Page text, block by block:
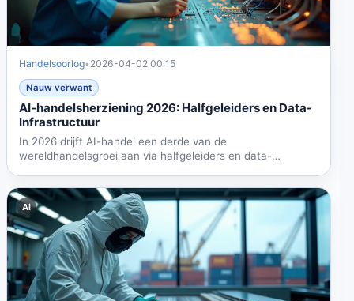
Handelsoorlog• 2026-04-02 00:15
Nauw verwant
AI-handelsherziening 2026: Halfgeleiders en Data-
Infrastructuur
In 2026 drijft AI-handel een derde van de
wereldhandelsgroei aan via halfgeleiders en data-
Ai